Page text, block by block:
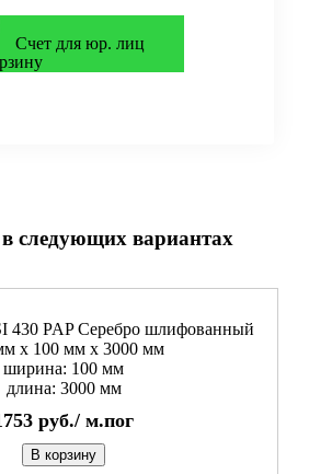
Счет для юр. лиц
следующих вариантах
PAP Серебро шлифованный
x 100 мм х 3000 мм
ширина: 100 мм
длина: 3000 мм
руб./ м.пог
В корзину